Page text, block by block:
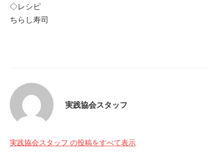
◇レシピ
ちらし寿司
実践協会スタッフ
実践協会スタッフ の投稿をすべて表示